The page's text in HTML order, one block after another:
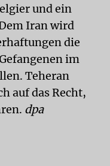
und ein
Iran wird
die
im
Teheran
auf das Recht,
dpa